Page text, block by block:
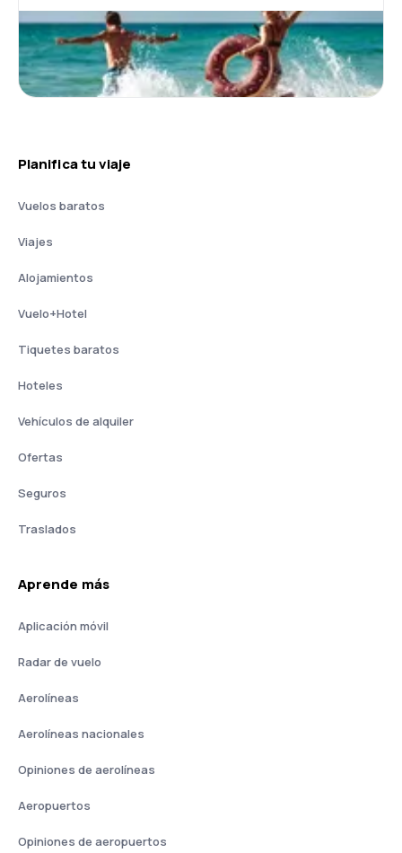
Planifica tu viaje
Vuelos baratos
Viajes
Alojamientos
Vuelo+Hotel
Tiquetes baratos
Hoteles
Vehículos de alquiler
Ofertas
Seguros
Traslados
Aprende más
Aplicación móvil
Radar de vuelo
Aerolíneas
Aerolíneas nacionales
Opiniones de aerolíneas
Aeropuertos
Opiniones de aeropuertos